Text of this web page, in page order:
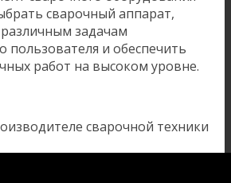
сварочный аппарат,
задачам
пользователя и обеспечить
работ на высоком уровне.
сварочной техники